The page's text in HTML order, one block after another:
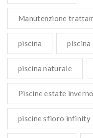
Manutenzione
piscina
piscina naturale
Piscine estate
piscine sfioro infinity